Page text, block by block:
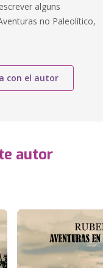
alguns
no Paleolítico,
con el autor
autor